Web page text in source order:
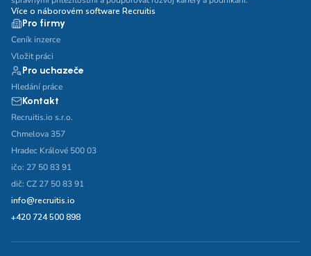
Více o náborovém software Recruitis
Pro firmy
Ceník inzerce
Vložit práci
Pro uchazeče
Hledání práce
Kontakt
Recruitis.io s.r.o.
Chmelova 357
Hradec Králové 500 03
ičo: 27 50 83 91
dič: CZ 27 50 83 91
info@recruitis.io
+420 724 500 898